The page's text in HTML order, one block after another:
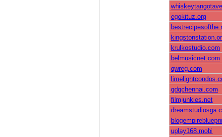
egokituz.org
krulkostudio.com
belmusicnet.com
qwreg.com
gdgchennai.com
filmjunkies.net
uplay168.mobi